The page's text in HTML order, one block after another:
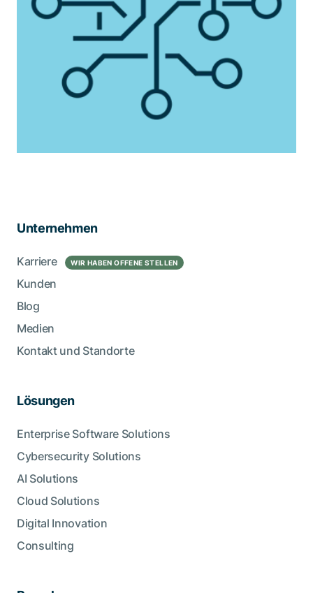
Unternehmen
Karriere WIR HABEN OFFENE STELLEN
Kunden
Blog
Medien
Kontakt und Standorte
Lösungen
Enterprise Software Solutions
Cybersecurity Solutions
AI Solutions
Cloud Solutions
Digital Innovation
Consulting